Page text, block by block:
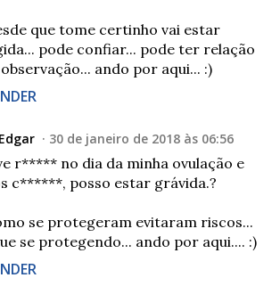
que tome certinho vai estar
pode confiar... pode ter relação
ando por aqui... :)
30 de janeiro de 2018 às 06:56
r***** no dia da minha ovulação e
c******, posso estar grávida.?
se protegeram evitaram riscos...
se protegendo... ando por aqui.... :)